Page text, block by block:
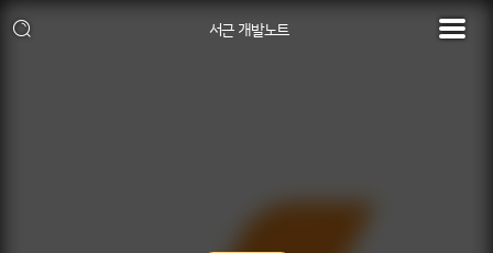
서근 개발노트